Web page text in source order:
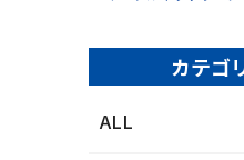
カテゴ
ALL